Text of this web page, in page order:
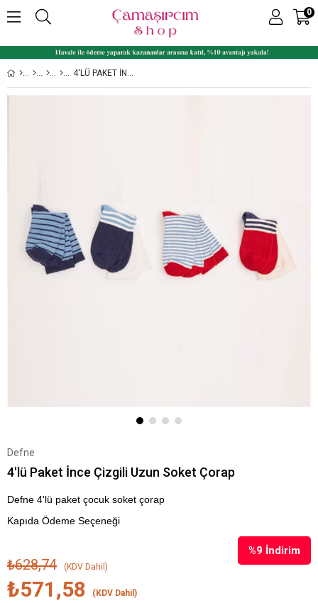
0
4'LÜ PAKET İNCE ÇIZGILI UZUN SOKET ÇORAP
Defne
4'lü Paket İnce Çizgili Uzun Soket Çorap
Defne 4'lü paket çocuk soket çorap
Kapıda Ödeme Seçeneği
%9 İndirim
₺628,74 (KDV Dahil)
₺571,58 (KDV Dahil)